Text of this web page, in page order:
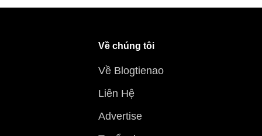
Về chúng tôi
Về Blogtienao
Liên Hệ
Advertise